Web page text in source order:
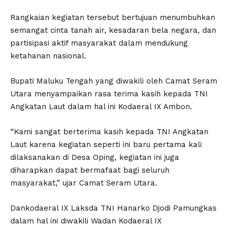
Rangkaian kegiatan tersebut bertujuan menumbuhkan
semangat cinta tanah air, kesadaran bela negara, dan
partisipasi aktif masyarakat dalam mendukung
ketahanan nasional.
Bupati Maluku Tengah yang diwakili oleh Camat Seram
Utara menyampaikan rasa terima kasih kepada TNI
Angkatan Laut dalam hal ini Kodaeral IX Ambon.
“Kami sangat berterima kasih kepada TNI Angkatan
Laut karena kegiatan seperti ini baru pertama kali
dilaksanakan di Desa Oping, kegiatan ini juga
diharapkan dapat bermafaat bagi seluruh
masyarakat,” ujar Camat Seram Utara.
Dankodaeral IX Laksda TNI Hanarko Djodi Pamungkas
dalam hal ini diwakili Wadan Kodaeral IX